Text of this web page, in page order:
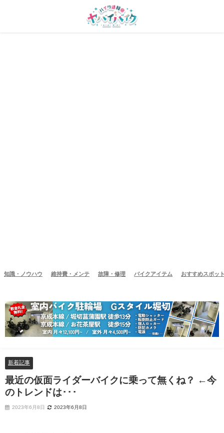
知識・ノウハウ 維持費・メンテ 故障・修理 バイクアイテム おすすめスポッ
新着記事
最近の仮面ライダーバイクに乗って無くね？ ←今
のトレンドは･･･
2023年6月8日 2023年6月8日